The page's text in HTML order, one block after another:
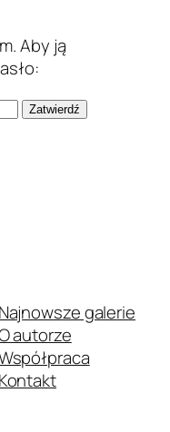
Aby ją
Najnowsze galerie
autorze
Kontakt